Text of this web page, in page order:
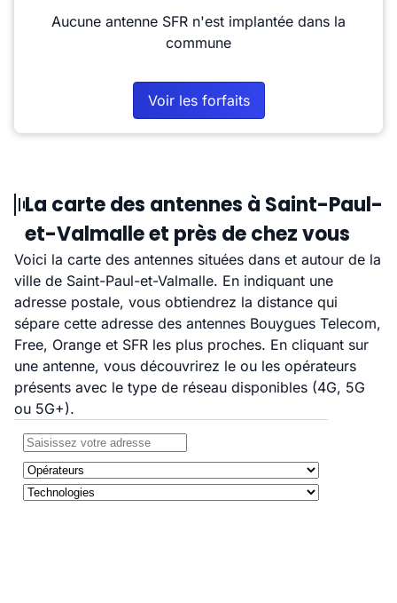
Aucune antenne SFR n'est implantée dans la
commune
Voir les forfaits
La carte des antennes à Saint-Paul-
et-Valmalle et près de chez vous
Voici la carte des antennes situées dans et autour de la
ville de Saint-Paul-et-Valmalle. En indiquant une
adresse postale, vous obtiendrez la distance qui
sépare cette adresse des antennes Bouygues Telecom,
Free, Orange et SFR les plus proches. En cliquant sur
une antenne, vous découvrirez le ou les opérateurs
présents avec le type de réseau disponibles (4G, 5G
ou 5G+).